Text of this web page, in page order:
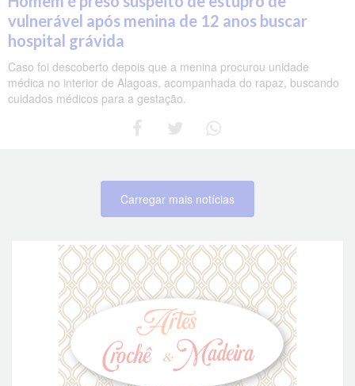
vulnerável após menina de 12 anos buscar
hospital grávida
Caso foi descoberto depois que a menina procurou unidade
médica no interior de Alagoas, acompanhada do rapaz, buscando
cuidados médicos para a gestação.
Carregar mais notícias